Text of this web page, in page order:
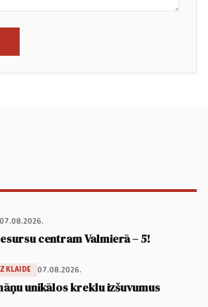
07.08.2026.
centram Valmierā – 5!
07.08.2026.
unikālos kreklu izšuvumus